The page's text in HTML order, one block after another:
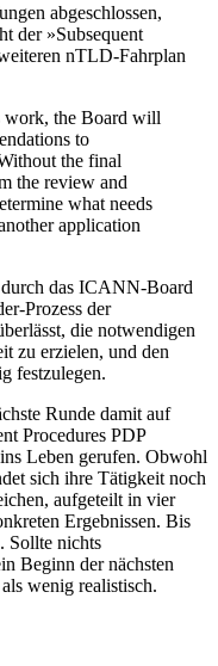
abgeschlossen,
der »Subsequent
nTLD-Fahrplan
work, the Board will
to
the final
the review and
what needs
application
das ICANN-Board
Prozess der
die notwendigen
zu erzielen, und den
festzulegen.
Runde damit auf
Procedures PDP
Leben gerufen. Obwohl
sich ihre Tätigkeit noch
aufgeteilt in vier
Ergebnissen. Bis
Sollte nichts
Beginn der nächsten
wenig realistisch.